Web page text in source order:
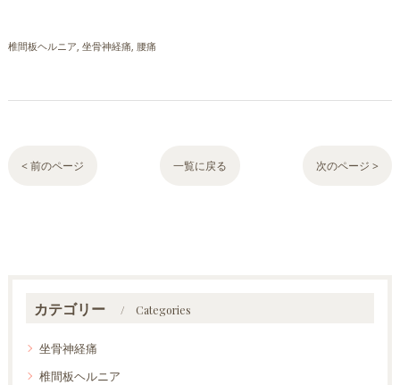
椎間板ヘルニア 坐骨神経痛 腰痛
< 前のページ 一覧に戻る 次のページ >
カテゴリー Categories
坐骨神経痛
椎間板ヘルニア